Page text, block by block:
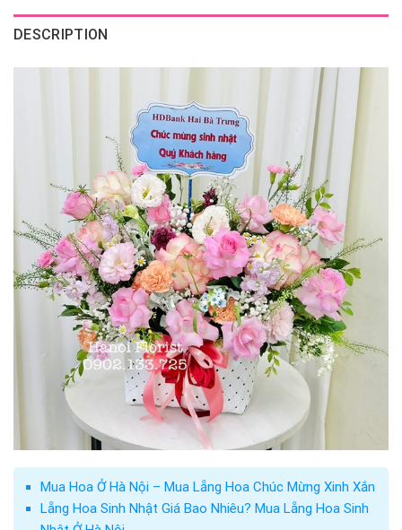
DESCRIPTION
Mua Hoa Ở Hà Nội – Mua Lẵng Hoa Chúc Mừng Xinh Xắn
Lẵng Hoa Sinh Nhật Giá Bao Nhiêu? Mua Lẵng Hoa Sinh